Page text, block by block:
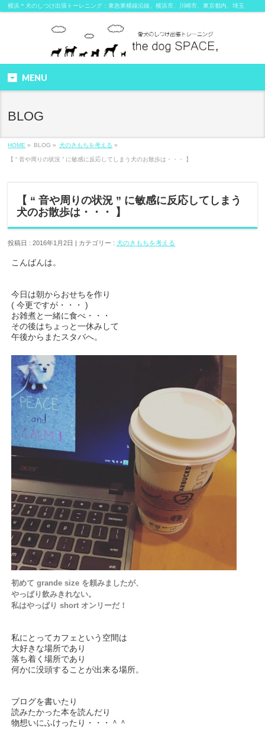
横浜＊犬のしつけ出張トーレニング：東急東横線沿線、横浜市、川崎市、東京都内、埼玉
MENU
BLOG
HOME » BLOG » 犬のきもちを考える »
【 “ 音や周りの状況 ” に敏感に反応してしまう犬のお散歩は・・・ 】
【 “ 音や周りの状況 ” に敏感に反応してしまう
犬のお散歩は・・・ 】
投稿日 : 2016年1月2日 | カテゴリー :犬のきもちを考える
こんばんは。
今日は朝からおせちを作り
( 今更ですが・・・ )
お雑煮と一緒に食べ・・・
その後はちょっと一休みして
午後からまたスタバへ。
初めて grande size を頼みましたが、
やっぱり飲みきれない。
私はやっぱり short オンリーだ！
私にとってカフェという空間は
大好きな場所であり
落ち着く場所であり
何かに没頭することが出来る場所。
ブログを書いたり
読みたかった本を読んだり
物想いにふけったり・・・＾＾